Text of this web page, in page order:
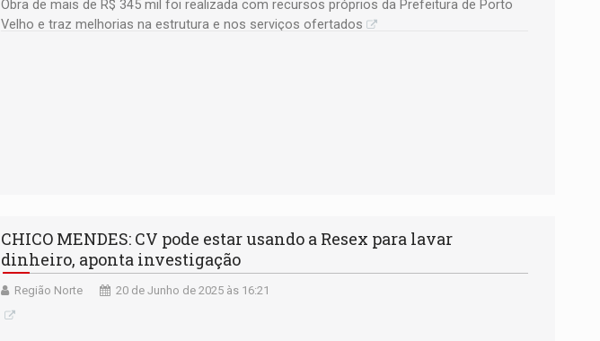
Obra de mais de R$ 345 mil foi realizada com recursos próprios da Prefeitura de Porto
Velho e traz melhorias na estrutura e nos serviços ofertados
CHICO MENDES: CV pode estar usando a Resex para lavar
dinheiro, aponta investigação
Região Norte 20 de Junho de 2025 às 16:21